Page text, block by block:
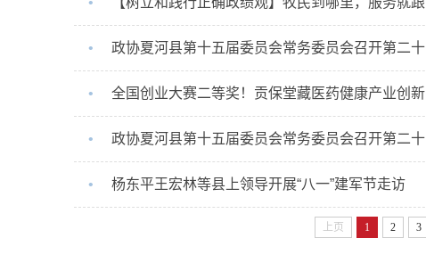
• 政协夏河县第十五届委员会常务委员会召开第二十
• 全国创业大赛二等奖！贡保堂藏医药健康产业创新
• 政协夏河县第十五届委员会常务委员会召开第二十
• 杨东平王宏林等县上领导开展“八一”建军节走访
上页 1 2 3